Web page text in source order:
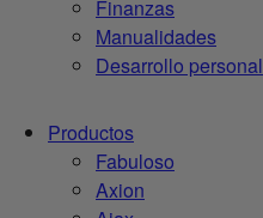
Finanzas
Manualidades
Desarrollo personal
Productos
Fabuloso
Axion